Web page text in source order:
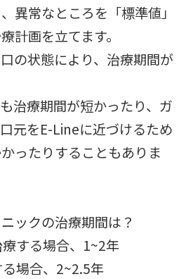
異常なところを「標準値」
計画を立てます。
の状態により、治療期間が
治療期間が短かったり、ガ
元をE-Lineに近づけるため
ったりすることもありま
ックの治療期間は？
する場合、1~2年
場合、2~2.5年